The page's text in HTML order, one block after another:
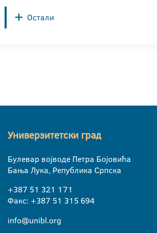
Остали
Универзитетски град
Булевар војводе Петра Бојовића
Бања Лука, Република Српска
+387 51 321 171
Факс: +387 51 315 694
info@unibl.org